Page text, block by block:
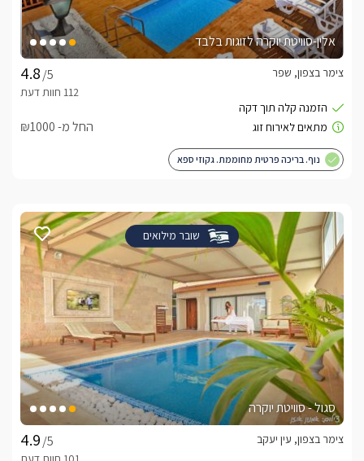
אלין-סוויטת יוקרה לזוגות בלבד
/5
צימר בצפון, שפר
החל מ- ₪1000
נוף. בריכה פרטית מחוממת. גקוזי ספא
שובר מילואים
סגול - סוויטת יוקרה
/5
צימר בצפון, עין יעקב